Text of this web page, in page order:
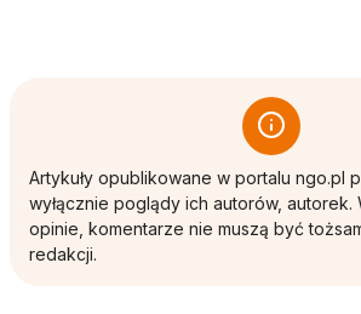
Artykuły opublikowane w portalu ngo.pl
wyłącznie poglądy ich autorów, autorek.
opinie, komentarze nie muszą być
redakcji.